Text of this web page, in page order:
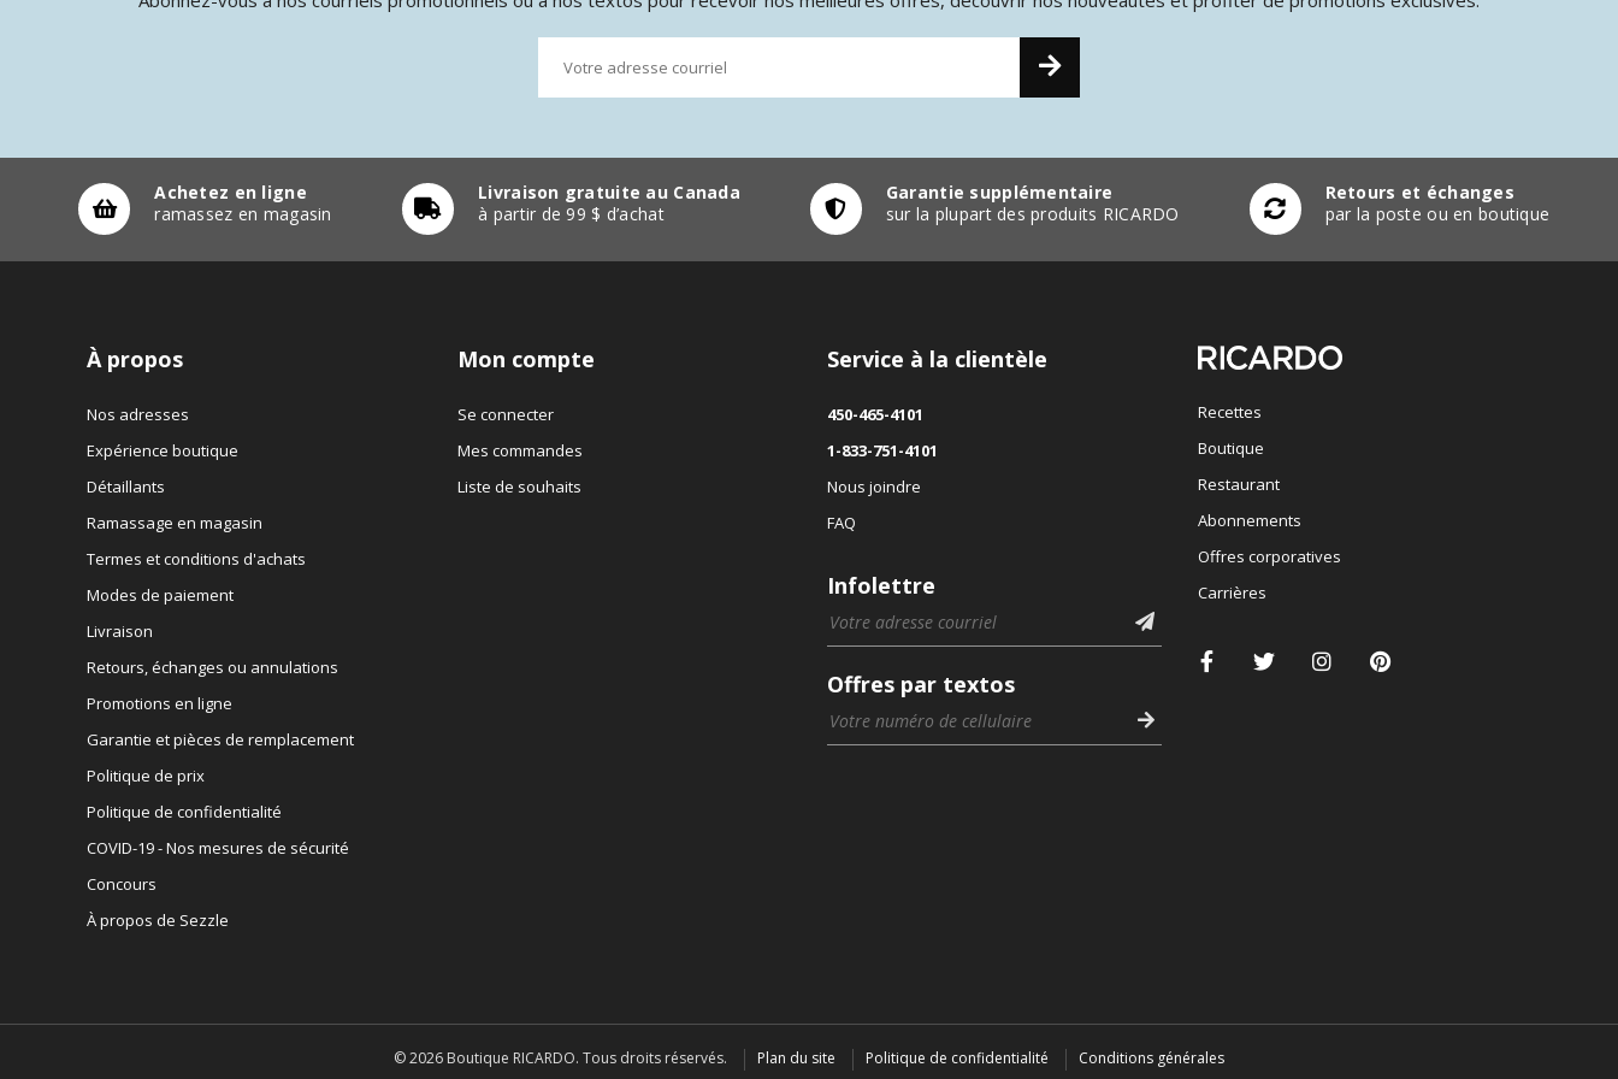
Achetez en ligne
ramassez en magasin
Livraison gratuite au Canada
à partir de 99 $ d’achat
Garantie supplémentaire
sur la plupart des produits RICARDO
Retours et échanges
par la poste ou en boutique
À propos
Nos adresses
Expérience boutique
Détaillants
Ramassage en magasin
Termes et conditions d'achats
Modes de paiement
Livraison
Retours, échanges ou annulations
Promotions en ligne
Garantie et pièces de remplacement
Politique de prix
Politique de confidentialité
COVID-19 - Nos mesures de sécurité
Concours
À propos de Sezzle
Mon compte
Se connecter
Mes commandes
Liste de souhaits
Service à la clientèle
450-465-4101
1-833-751-4101
Nous joindre
FAQ
Infolettre
Offres par textos
Recettes
Boutique
Restaurant
Abonnements
Offres corporatives
Carrières
© 2026 Boutique RICARDO. Tous droits réservés. Plan du site Politique de confidentialité Conditions générales